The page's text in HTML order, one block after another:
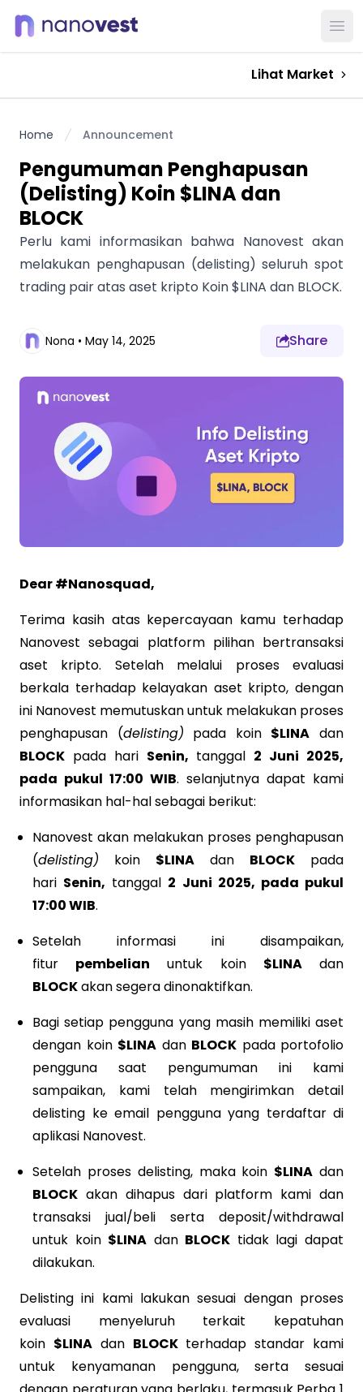
Lihat Market
Home Announcement
Pengumuman Penghapusan
(Delisting) Koin $LINA dan
BLOCK
Perlu kami informasikan bahwa Nanovest akan
melakukan penghapusan (delisting) seluruh spot
trading pair atas aset kripto Koin $LINA dan BLOCK.
Nona • May 14, 2025 Share
Dear #Nanosquad,
Terima kasih atas kepercayaan kamu terhadap
Nanovest sebagai platform pilihan bertransaksi
aset kripto. Setelah melalui proses evaluasi
berkala terhadap kelayakan aset kripto, dengan
ini Nanovest memutuskan untuk melakukan proses
penghapusan (delisting) pada koin $LINA dan
BLOCK pada hari Senin, tanggal 2 Juni 2025,
pada pukul 17:00 WIB. selanjutnya dapat kami
informasikan hal-hal sebagai berikut:
Nanovest akan melakukan proses penghapusan
(delisting) koin $LINA dan BLOCK pada
hari Senin, tanggal 2 Juni 2025, pada pukul
17:00 WIB.
Setelah informasi ini disampaikan,
fitur pembelian untuk koin $LINAdan
BLOCKakan segera dinonaktifkan.
Bagi setiap pengguna yang masih memiliki aset
dengan koin $LINA dan BLOCK pada portofolio
pengguna saat pengumuman ini kami
sampaikan, kami telah mengirimkan detail
delisting ke email pengguna yang terdaftar di
aplikasi Nanovest.
Setelah proses delisting, maka koin $LINA dan
BLOCK akan dihapus dari platform kami dan
transaksi jual/beli serta deposit/withdrawal
untuk koin $LINA dan BLOCK tidak lagi dapat
dilakukan.
Delisting ini kami lakukan sesuai dengan proses
evaluasi menyeluruh terkait kepatuhan
koin $LINAdan BLOCKterhadap standar kami
untuk kenyamanan pengguna, serta sesuai